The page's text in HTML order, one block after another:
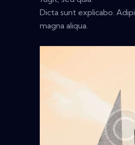
Dicta sunt explicabo.
magna aliqua.